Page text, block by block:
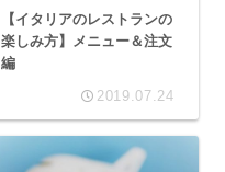
【イタリアのレストランの
楽しみ方】メニュー＆注文
編
2019.07.24